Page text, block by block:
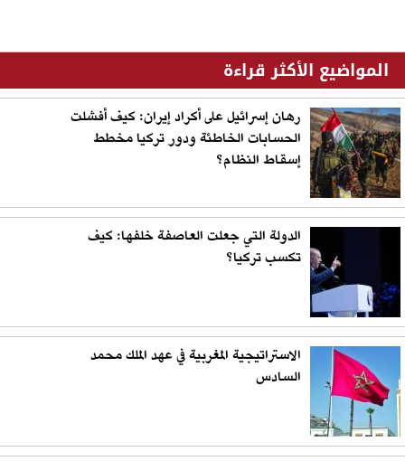
المواضيع الأكثر قراءة
رهان إسرائيل على أكراد إيران: كيف أفشلت
الحسابات الخاطئة ودور تركيا مخطط
إسقاط النظام؟
الدولة التي جعلت العاصفة خلفها: كيف
تكسب تركيا؟
الاستراتيجية المغربية في عهد الملك محمد
السادس